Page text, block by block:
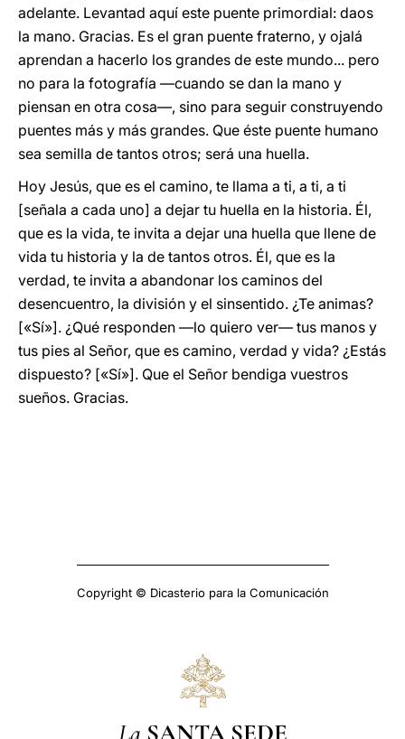
adelante. Levantad aquí este puente primordial: daos
la mano. Gracias. Es el gran puente fraterno, y ojalá
aprendan a hacerlo los grandes de este mundo... pero
no para la fotografía ―cuando se dan la mano y
piensan en otra cosa―, sino para seguir construyendo
puentes más y más grandes. Que éste puente humano
sea semilla de tantos otros; será una huella.
Hoy Jesús, que es el camino, te llama a ti, a ti, a ti
[señala a cada uno] a dejar tu huella en la historia. Él,
que es la vida, te invita a dejar una huella que llene de
vida tu historia y la de tantos otros. Él, que es la
verdad, te invita a abandonar los caminos del
desencuentro, la división y el sinsentido. ¿Te animas?
[«Sí»]. ¿Qué responden ―lo quiero ver― tus manos y
tus pies al Señor, que es camino, verdad y vida? ¿Estás
dispuesto? [«Sí»]. Que el Señor bendiga vuestros
sueños. Gracias.
Copyright © Dicasterio para la Comunicación
La SANTA SEDE